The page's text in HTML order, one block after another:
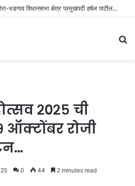
राष्ट्रवादी काँग्रेसच्या पाचोरा-भडगाव विधानसभा क्षेत्र प्रमुखपदी हर्षल पाटील यांची नियुक्ती.
२०२५ ची
ऑक्टोंबर रोजी
0 44 2 minutes read